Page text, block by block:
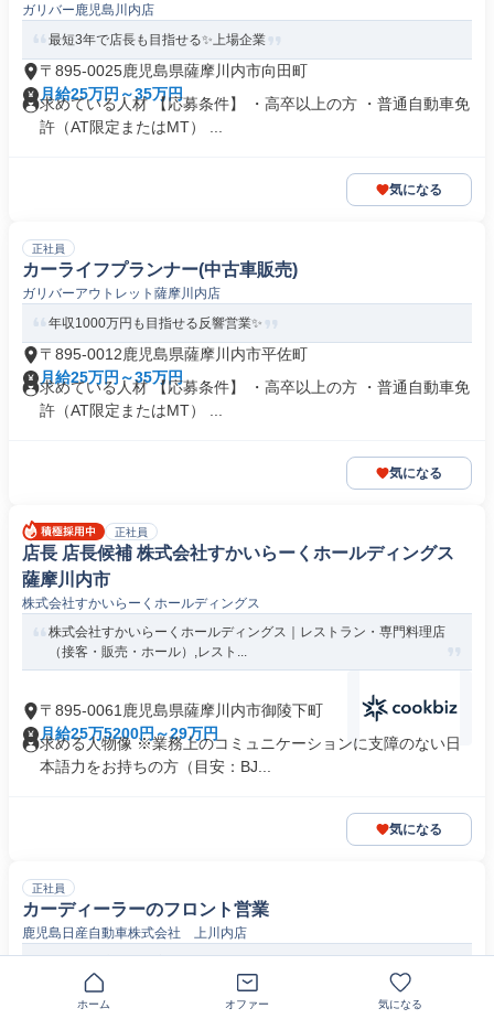
ガリバー鹿児島川内店
最短3年で店長も目指せる✨上場企業
〒895-0025鹿児島県薩摩川内市向田町
月給25万円～35万円
求めている人材 【応募条件】 ・高卒以上の方 ・普通自動車免
許（AT限定またはMT） ...
気になる
正社員
カーライフプランナー(中古車販売)
ガリバーアウトレット薩摩川内店
年収1000万円も目指せる反響営業✨
〒895-0012鹿児島県薩摩川内市平佐町
月給25万円～35万円
求めている人材 【応募条件】 ・高卒以上の方 ・普通自動車免
許（AT限定またはMT） ...
気になる
正社員
店長 店長候補 株式会社すかいらーくホールディングス
薩摩川内市
株式会社すかいらーくホールディングス
株式会社すかいらーくホールディングス｜レストラン・専門料理店
（接客・販売・ホール）,レスト...
〒895-0061鹿児島県薩摩川内市御陵下町
月給25万5200円～29万円
求める人物像 ※業務上のコミュニケーションに支障のない日
本語力をお持ちの方（目安：BJ...
気になる
正社員
カーディーラーのフロント営業
鹿児島日産自動車株式会社 上川内店
歓迎｜女性活躍中｜正社員
ホーム オファー 気になる